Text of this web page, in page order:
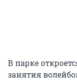
В парке
занятия